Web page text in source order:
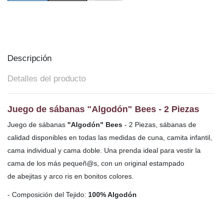
Descripción
Detalles del producto
Juego de sábanas "Algodón" Bees - 2 Piezas
Juego de sábanas "Algodón" Bees - 2 Piezas, sábanas de
calidad disponibles en todas las medidas de cuna, camita infantil,
cama individual y cama doble. Una prenda ideal para vestir la
cama de los más pequeñ@s, con un original estampado
de abejitas y arco ris en bonitos colores.
- Composición del Tejido: 100% Algodón